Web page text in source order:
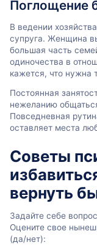
Поглощение
В ведении
супруга. Женщина
большая часть
одиночества в
кажется, что нужна
Постоянная
нежеланию
Повседневная
оставляет места
Советы
вернуть
Задайте себе
Оцените свое
(да/нет):